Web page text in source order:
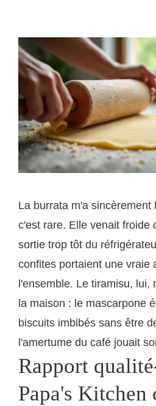
La burrata m'a
c'est rare. Elle venait froide
sortie trop tôt du
confites portaient une vraie
l'ensemble. Le tiramisu, lui,
la maison : le mascarpone
biscuits imbibés sans être
l'amertume du café jouait
Rapport
Papa's Kitchen